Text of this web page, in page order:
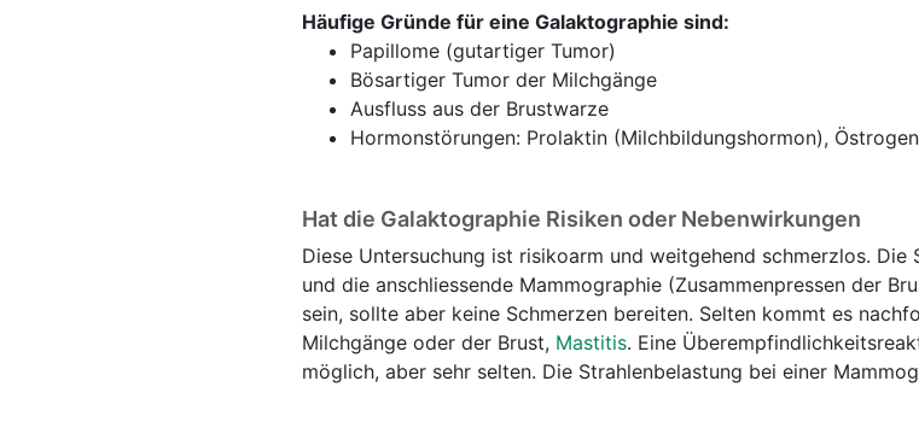
Häufige Gründe für eine Galaktographie sind:
Papillome (gutartiger Tumor)
Bösartiger Tumor der Milchgänge
Ausfluss aus der Brustwarze
Hormonstörungen: Prolaktin (Milchbildungshormon),
Hat die Galaktographie Risiken oder Nebenwirkungen
Diese Untersuchung ist risikoarm und weitgehend schmerzlos. Die
und die anschliessende Mammographie (Zusammenpressen der
sein, sollte aber keine Schmerzen bereiten. Selten kommt es
Milchgänge oder der Brust, Mastitis. Eine
möglich, aber sehr selten. Die Strahlenbelastung bei einer